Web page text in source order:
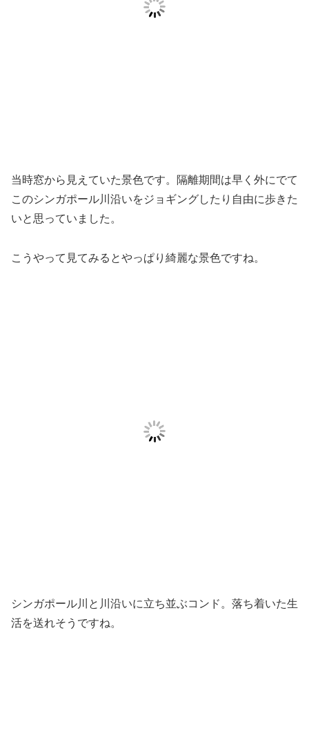
当時窓から見えていた景色です。隔離期間は早く外にでて
このシンガポール川沿いをジョギングしたり自由に歩きた
いと思っていました。
こうやって見てみるとやっぱり綺麗な景色ですね。
シンガポール川と川沿いに立ち並ぶコンド。落ち着いた生
活を送れそうですね。